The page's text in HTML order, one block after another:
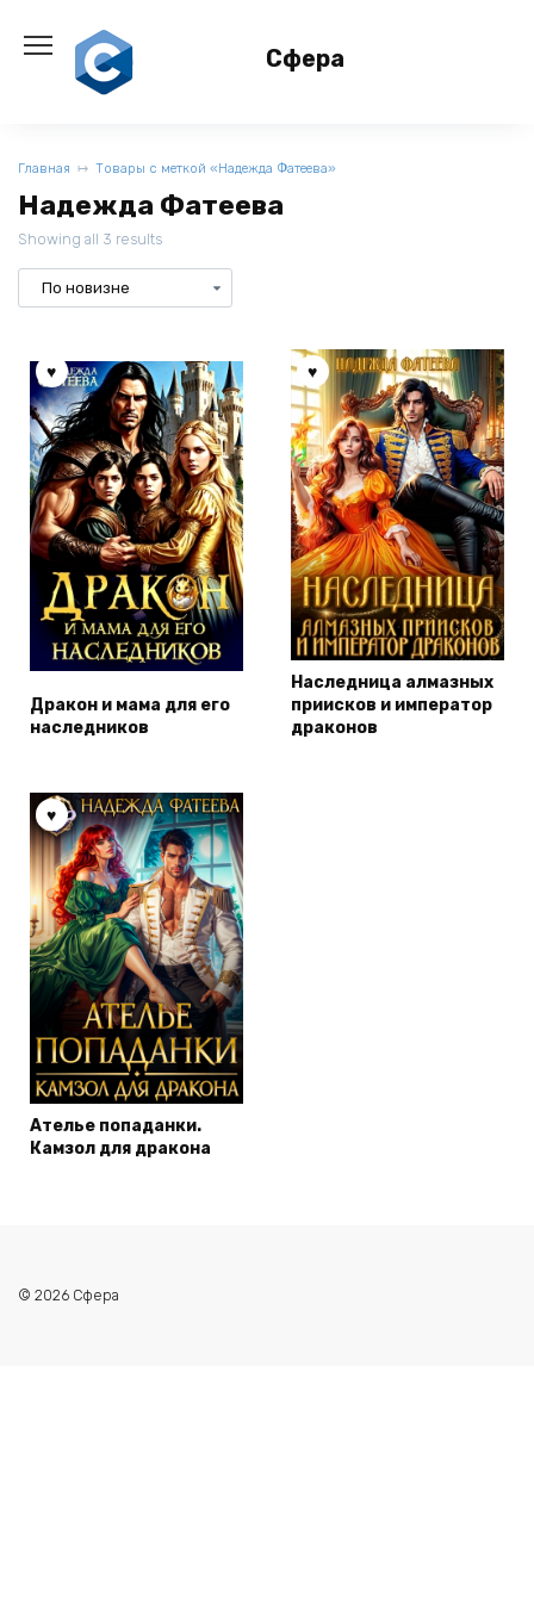
содержанию
Сфера
Главная Товары с меткой «Надежда Фатеева»
Надежда Фатеева
Showing all 3 results
Дракон и мама для его
наследников
Наследница алмазных
приисков и император
драконов
Ателье попаданки.
Камзол для дракона
© 2026 Сфера